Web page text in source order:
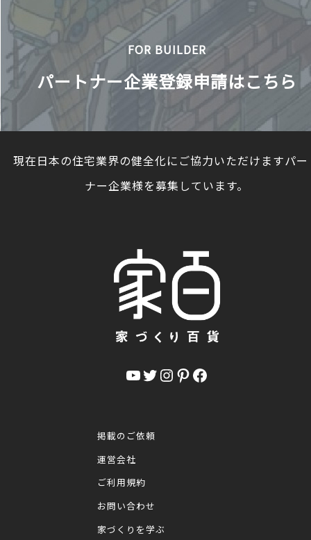
FOR BUILDER
パートナー企業登録申請はこちら
現在日本の住宅業界の健全化にご協力いただけますパ
ナー企業様を募集しています。
YouTube Twitter InstagramPinterest Facebook
掲載のご依頼
運営会社
ご利用規約
お問い合わせ
家づくりを学ぶ